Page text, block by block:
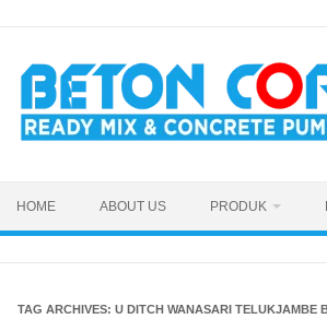
content
HOME ABOUT US PRODUK
TAG ARCHIVES: U DITCH WANASARI TELUKJAMBE